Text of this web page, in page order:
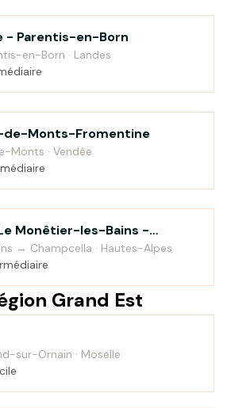
- Parentis-en-Born
en-Born · Landes
de-Monts-Fromentine
Monts · Vendée
Monêtier-les-Bains -
1 → Champcella · Hautes-Alpes
Grand Est
sur-Ornain · Moselle